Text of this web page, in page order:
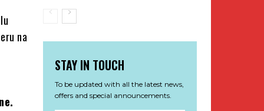
na
STAY IN TOUCH
To be updated with all the latest news,
offers and special announcements.